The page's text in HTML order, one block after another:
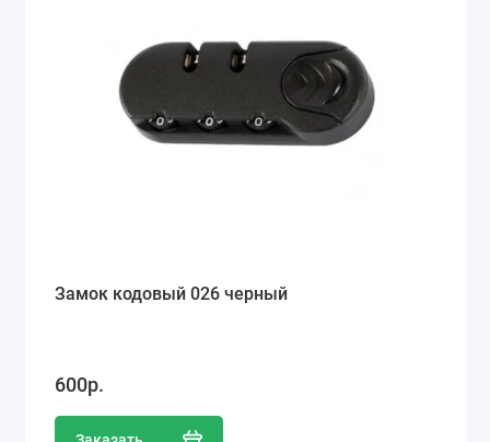
Замок кодовый 026 черный
600р.